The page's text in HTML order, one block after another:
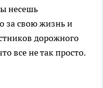
несешь
за свою жизнь и
дорожного
все не так просто.